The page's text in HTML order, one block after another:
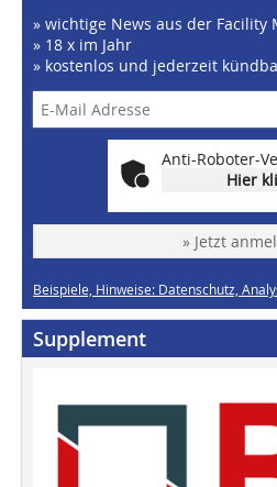
» wichtige News aus der Facility
» 18 x im Jahr
» kostenlos und jederzeit
Anti-Roboter-
Hier
» Jetzt
Beispiele, Hinweise: Datenschutz,
Supplement